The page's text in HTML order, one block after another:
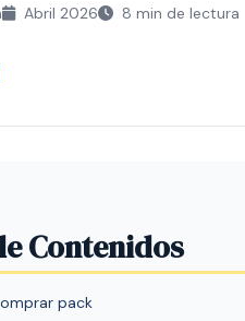
Abril 2026 8 min de lectura
Contenidos
pack